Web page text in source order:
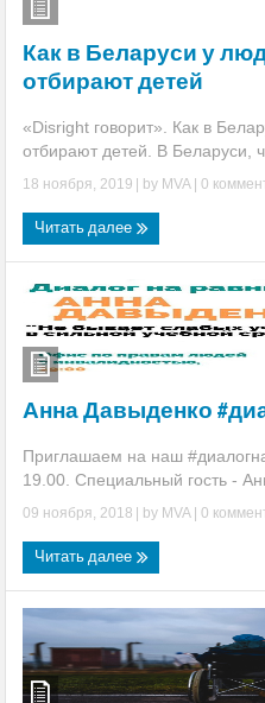
Как в Беларуси у
отбирают детей
«Disright говорит». Как в
отбирают детей. В Беларуси,
18 ноября, 2019 | by MVA 0
Читать далее
Анна Давыденко
Приглашаем на наш
19.00. Специальный гость -
09 ноября, 2018 | by MVA 0
Читать далее